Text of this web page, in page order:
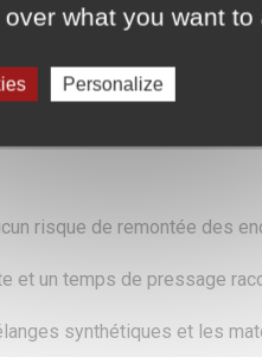
risque de remontée des
et un temps de pressage
synthétiques et les
what you want to
Personalize